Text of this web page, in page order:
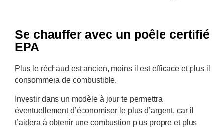
Se chauffer avec un poêle certifié
EPA
Plus le réchaud est ancien, moins il est efficace et plus il
consommera de combustible.
Investir dans un modèle à jour te permettra
éventuellement d’économiser le plus d’argent, car il
t’aidera à obtenir une combustion plus propre et plus